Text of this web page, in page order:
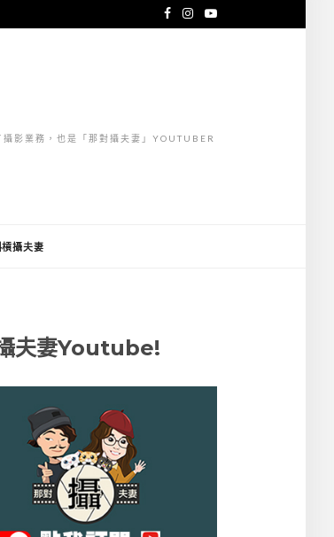
影業務，也是「那對攝夫妻」YOUTUBER
槓攝夫妻
夫妻Youtube!